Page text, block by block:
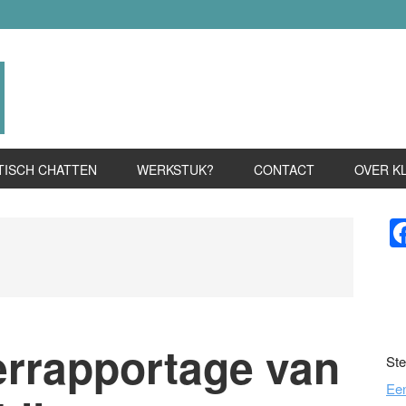
CHATTEN WERKSTUK? CONTACT OVER
van